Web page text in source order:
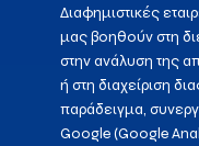
Διαφημιστικές
μας βοηθούν στη
στην ανάλυση της
ή στη διαχείριση
παράδειγμα,
Google (Google